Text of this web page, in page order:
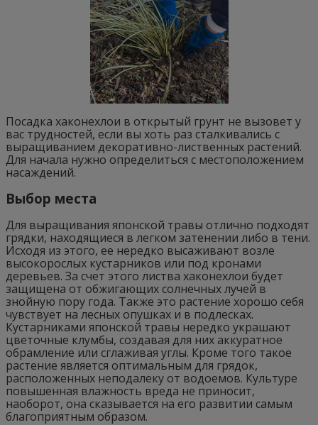
Посадка хаконехлои в открытый грунт не вызовет у
вас трудностей, если вы хоть раз сталкивались с
выращиванием декоративно-лиственных растений.
Для начала нужно определиться с местоположением
насаждений.
Выбор места
Для выращивания японской травы отлично подходят
грядки, находящиеся в легком затенении либо в тени.
Исходя из этого, ее нередко высаживают возле
высокорослых кустарников или под кронами
деревьев. За счет этого листва хаконехлои будет
защищена от обжигающих солнечных лучей в
знойную пору года. Также это растение хорошо себя
чувствует на лесных опушках и в подлесках.
Кустарниками японской травы нередко украшают
цветочные клумбы, создавая для них аккуратное
обрамление или сглаживая углы. Кроме того такое
растение является оптимальным для грядок,
расположенных неподалеку от водоемов. Культуре
повышенная влажность вреда не приносит,
наоборот, она сказывается на его развитии самым
благоприятным образом.